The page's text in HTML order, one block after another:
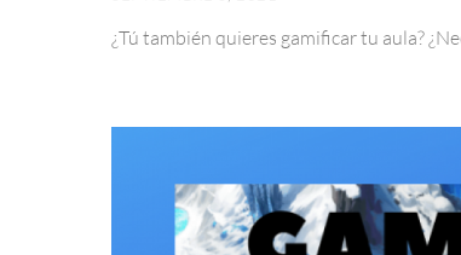
¿Tú también quieres gamificar tu aula?